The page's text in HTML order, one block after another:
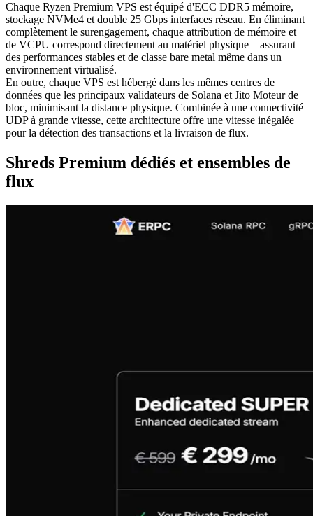
Chaque Ryzen Premium VPS est équipé d'ECC DDR5 mémoire,
stockage NVMe4 et double 25 Gbps interfaces réseau. En éliminant
complètement le surengagement, chaque attribution de mémoire et
de VCPU correspond directement au matériel physique – assurant
des performances stables et de classe bare metal même dans un
environnement virtualisé.
En outre, chaque VPS est hébergé dans les mêmes centres de
données que les principaux validateurs de Solana et Jito Moteur de
bloc, minimisant la distance physique. Combinée à une connectivité
UDP à grande vitesse, cette architecture offre une vitesse inégalée
pour la détection des transactions et la livraison de flux.
Shreds Premium dédiés et ensembles de
flux